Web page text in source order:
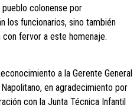
pueblo colonense por
los funcionarios, sino también
con fervor a este homenaje.
a la Gerente General
en agradecimiento por
con la Junta Técnica Infantil